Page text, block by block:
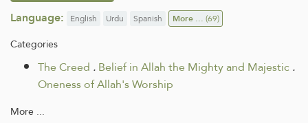
Language: English Urdu Spanish More ...(69)
Categories
The Creed .Belief in Allah the Mighty and Majestic .
Oneness of Allah's Worship
More ...